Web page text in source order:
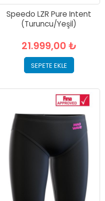
Speedo LZR Pure Intent
(Turuncu/Yeşil)
21.999,00 ₺
SEPETE EKLE